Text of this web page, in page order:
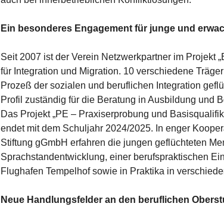
Ein besonderes Engagement für junge und
Seit 2007 ist der Verein Netzwerkpartner im Projekt
für Integration und Migration. 10 verschiedene
Prozeß der sozialen und beruflichen Integration
Profil zuständig für die Beratung in Ausbildung und
Das Projekt „PE – Praxiserprobung und
endet mit dem Schuljahr 2024/2025. In enger
Stiftung gGmbH erfahren die jungen geflüchteten
Sprachstandentwicklung, einer berufspraktischen
Flughafen Tempelhof sowie in Praktika in
Neue Handlungsfelder an den beruflichen